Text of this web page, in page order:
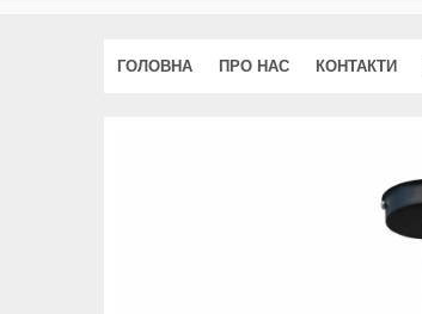
ГОЛОВНА ПРО НАС КОНТАКТИ